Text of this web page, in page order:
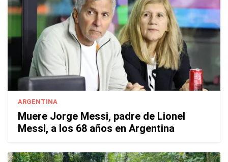
ARGENTINA
Muere Jorge Messi, padre de Lionel
Messi, a los 68 años en Argentina